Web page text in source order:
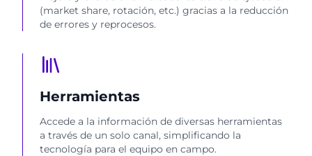
(market share, rotación, etc.) gracias a la reducción
de errores y reprocesos.
Herramientas
Accede a la información de diversas herramientas
a través de un solo canal, simplificando la
tecnología para el equipo en campo.